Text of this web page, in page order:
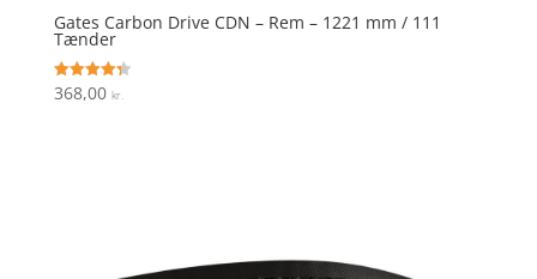
Gates Carbon Drive CDN – Rem – 1221 mm / 111
Tænder
Vurderet
4.3
368,00 kr.